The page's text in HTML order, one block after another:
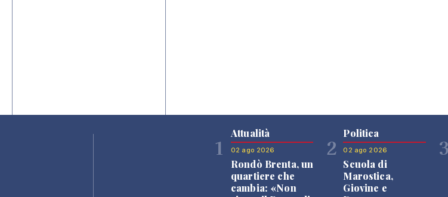
1
Attualità
02 ago 2026
Rondò Brenta, un
quartiere che
cambia: «Non
2
Politica
02 ago 2026
Scuola di
Marostica,
Giovine e
3